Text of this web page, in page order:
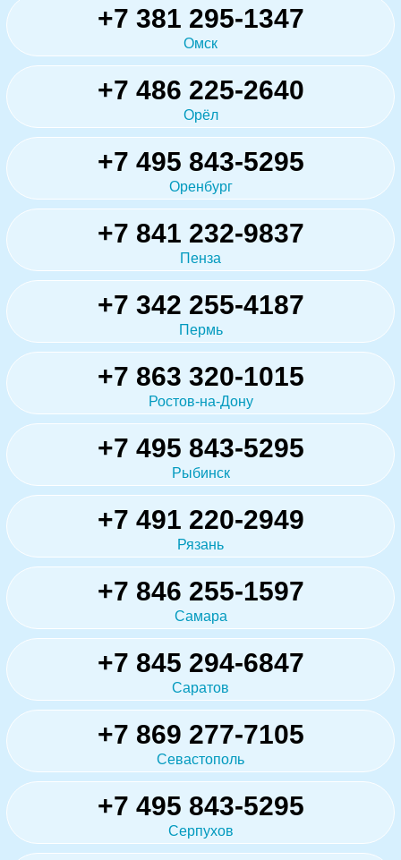
+7 381 295-1347
Омск
+7 486 225-2640
Орёл
+7 495 843-5295
Оренбург
+7 841 232-9837
Пенза
+7 342 255-4187
Пермь
+7 863 320-1015
Ростов-на-Дону
+7 495 843-5295
Рыбинск
+7 491 220-2949
Рязань
+7 846 255-1597
Самара
+7 845 294-6847
Саратов
+7 869 277-7105
Севастополь
+7 495 843-5295
Серпухов